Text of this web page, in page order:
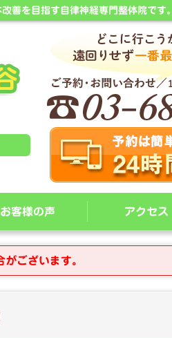
善を目指す自律神経専門整体院です。
お客様の声 アクセス
ございます。